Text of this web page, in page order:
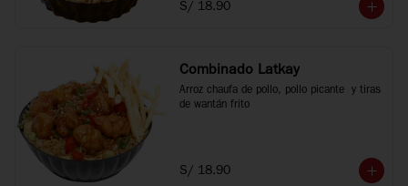
S/ 18.90
Combinado Latkay
Arroz chaufa de pollo, pollo picante  y tiras
de wantán frito
S/ 18.90